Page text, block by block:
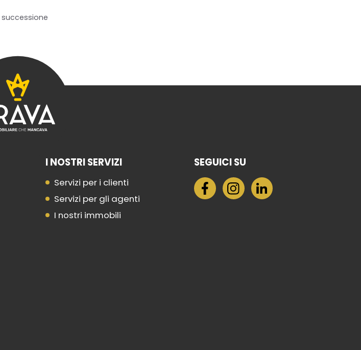
successione
I NOSTRI SERVIZI
Servizi per i clienti
Servizi per gli agenti
I nostri immobili
SEGUICI SU